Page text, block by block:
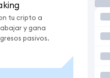
tu cripto a
y gana
pasivos.